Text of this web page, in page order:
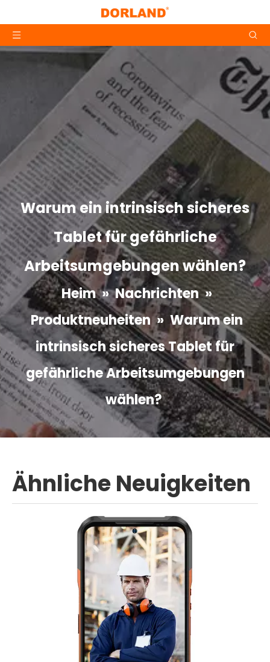
Warum ein intrinsisch sicheres
Tablet für gefährliche
Arbeitsumgebungen wählen?
Heim »Nachrichten »
Produktneuheiten » Warum ein
intrinsisch sicheres Tablet für
gefährliche Arbeitsumgebungen
wählen?
Ähnliche Neuigkeiten